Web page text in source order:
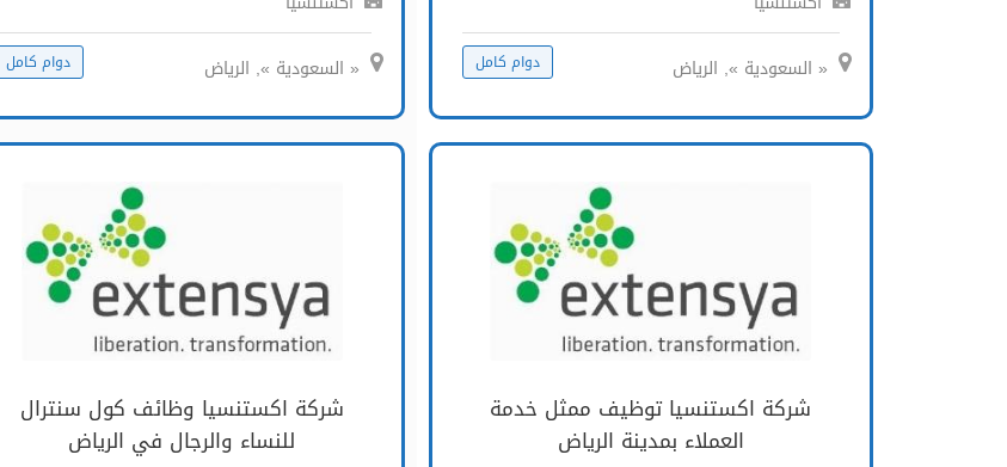
« السعودية », الرياض دوام كامل « السعودية », الرياض دوام كامل
شركة اكستنسيا توظيف ممثل خدمة
العملاء بمدينة الرياض
شركة اكستنسيا وظائف كول سنترال
للنساء والرجال في الرياض